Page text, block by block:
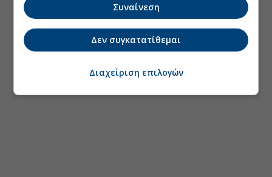
Συναίνεση
Δεν συγκατατίθεμαι
Διαχείριση επιλογών